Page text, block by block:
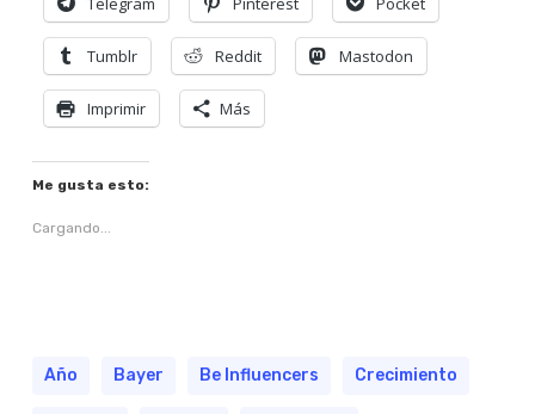
Tumblr Reddit Mastodon
Imprimir Más
Me gusta esto:
Cargando...
Año Bayer Be Influencers Crecimiento